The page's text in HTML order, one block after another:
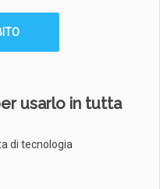
usarlo in tutta
di tecnologia